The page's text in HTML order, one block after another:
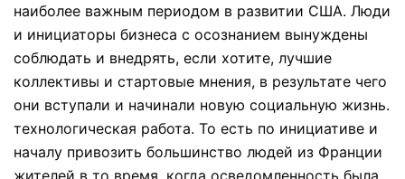
наиболее важным периодом в развитии США. Люди
и инициаторы бизнеса с осознанием вынуждены
соблюдать и внедрять, если хотите, лучшие
коллективы и стартовые мнения, в результате чего
они вступали и начинали новую социальную жизнь.
технологическая работа. То есть по инициативе и
началу привозить большинство людей из Франции
жителей в то время, когда осведомленность была